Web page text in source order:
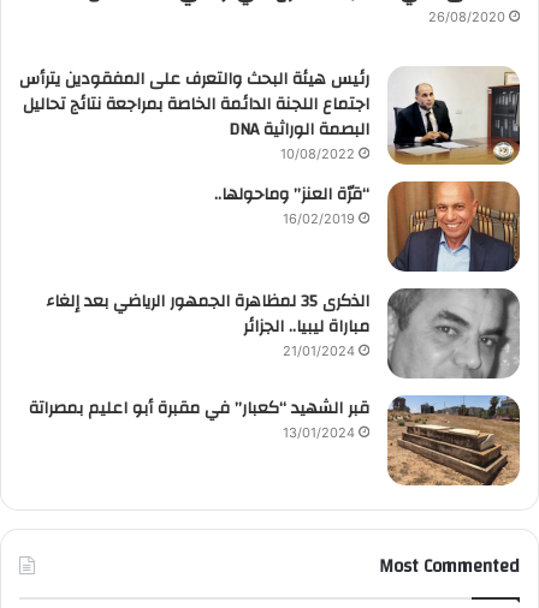
26/08/2020
رئيس هيئة البحث والتعرف على المفقودين يترأس
اجتماع اللجنة الدائمة الخاصة بمراجعة نتائج تحاليل
البصمة الوراثية DNA
10/08/2022
“قرّة العنز” وماحولها..
16/02/2019
الذكرى 35 لمظاهرة الجمهور الرياضي بعد إلغاء
مباراة ليبيا.. الجزائر
21/01/2024
قبر الشهيد “كعبار” في مقبرة أبو اعليم بمصراتة
13/01/2024
Most Commented